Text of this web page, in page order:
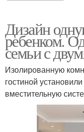
Дизайн
ребенком.
семьи с
Изолированную
гостиной
вместительную